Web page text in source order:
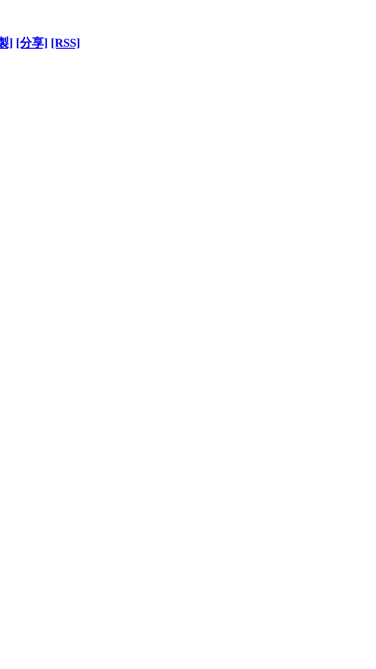
] [分享] [RSS]